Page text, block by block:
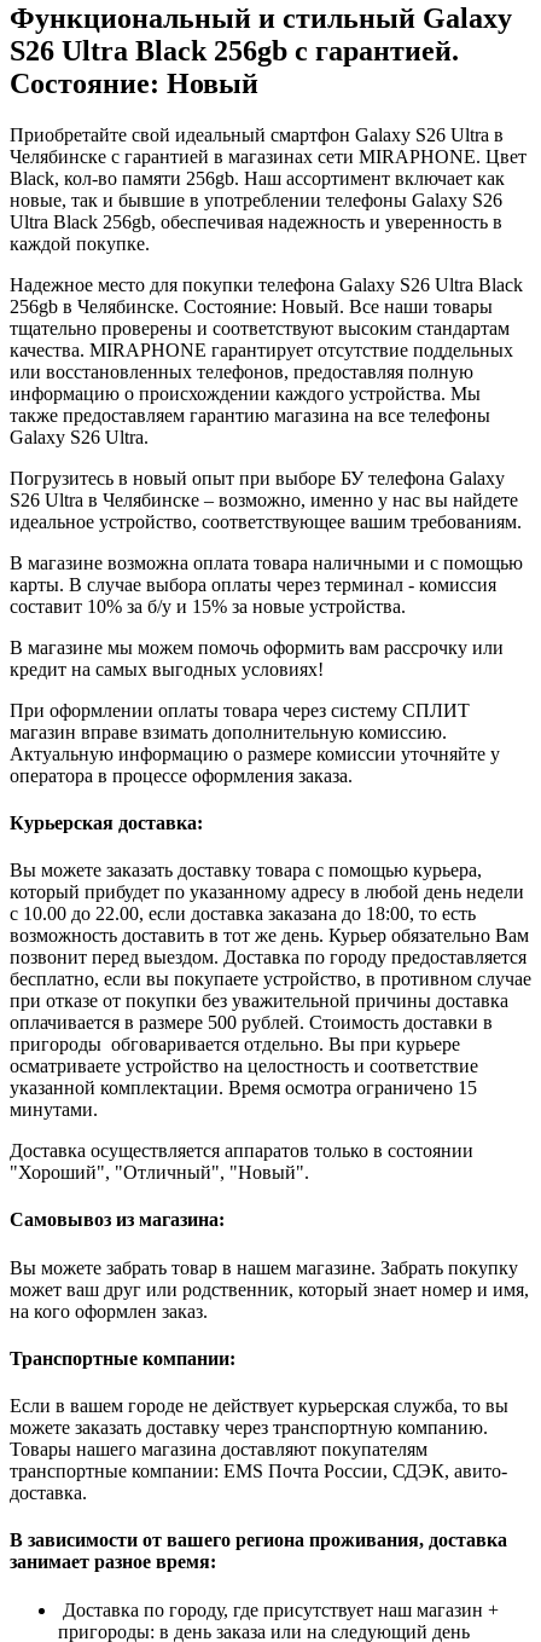
Функциональный и стильный Galaxy
S26 Ultra Black 256gb с гарантией.
Состояние: Новый
Приобретайте свой идеальный смартфон Galaxy S26 Ultra в
Челябинске с гарантией в магазинах сети MIRAPHONE. Цвет
Black, кол-во памяти 256gb. Наш ассортимент включает как
новые, так и бывшие в употреблении телефоны Galaxy S26
Ultra Black 256gb, обеспечивая надежность и уверенность в
каждой покупке.
Надежное место для покупки телефона Galaxy S26 Ultra Black
256gb в Челябинске. Состояние: Новый. Все наши товары
тщательно проверены и соответствуют высоким стандартам
качества. MIRAPHONE гарантирует отсутствие поддельных
или восстановленных телефонов, предоставляя полную
информацию о происхождении каждого устройства. Мы
также предоставляем гарантию магазина на все телефоны
Galaxy S26 Ultra.
Погрузитесь в новый опыт при выборе БУ телефона Galaxy
S26 Ultra в Челябинске – возможно, именно у нас вы найдете
идеальное устройство, соответствующее вашим требованиям.
В магазине возможна оплата товара наличными и с помощью
карты. В случае выбора оплаты через терминал - комиссия
составит 10% за б/у и 15% за новые устройства.
В магазине мы можем помочь оформить вам рассрочку или
кредит на самых выгодных условиях!
При оформлении оплаты товара через систему СПЛИТ
магазин вправе взимать дополнительную комиссию.
Актуальную информацию о размере комиссии уточняйте у
оператора в процессе оформления заказа.
Курьерская доставка:
Вы можете заказать доставку товара с помощью курьера,
который прибудет по указанному адресу в любой день недели
с 10.00 до 22.00, если доставка заказана до 18:00, то есть
возможность доставить в тот же день. Курьер обязательно Вам
позвонит перед выездом. Доставка по городу предоставляется
бесплатно, если вы покупаете устройство, в противном случае
при отказе от покупки без уважительной причины доставка
оплачивается в размере 500 рублей. Стоимость доставки в
пригороды обговаривается отдельно. Вы при курьере
осматриваете устройство на целостность и соответствие
указанной комплектации. Время осмотра ограничено 15
минутами.
Доставка осуществляется аппаратов только в состоянии
"Хороший", "Отличный", "Новый".
Самовывоз из магазина:
Вы можете забрать товар в нашем магазине. Забрать покупку
может ваш друг или родственник, который знает номер и имя,
на кого оформлен заказ.
Транспортные компании:
Если в вашем городе не действует курьерская служба, то вы
можете заказать доставку через транспортную компанию.
Товары нашего магазина доставляют покупателям
транспортные компании: EMS Почта России, СДЭК, авито-
доставка.
В зависимости от вашего региона проживания, доставка
занимает разное время:
Доставка по городу, где присутствует наш магазин +
пригороды: в день заказа или на следующий день